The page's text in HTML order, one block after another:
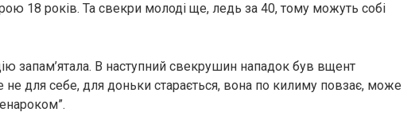
18 років. Та свекри молоді ще, ледь за 40, тому можуть собі
запам’ятала. В наступний свекрушин нападок був вщент
не для себе, для доньки старається, вона по килиму повзає, може